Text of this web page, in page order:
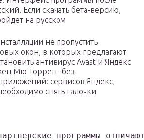
Если скачать бета-версию,
на русском
не пропустить
окон, в которых предлагают
антивирус Avast и Яндекс
Мю Торрент без
сервисов Яндекс,
снять галочки
программы